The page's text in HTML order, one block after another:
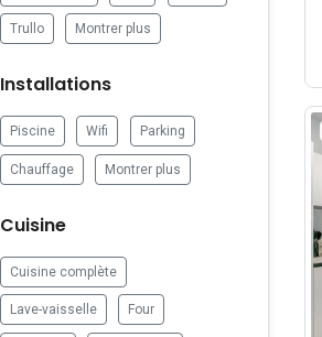
Trullo Montrer plus
Installations
Piscine Wifi Parking
Chauffage Montrer plus
Cuisine
Cuisine complète
Lave-vaisselle Four